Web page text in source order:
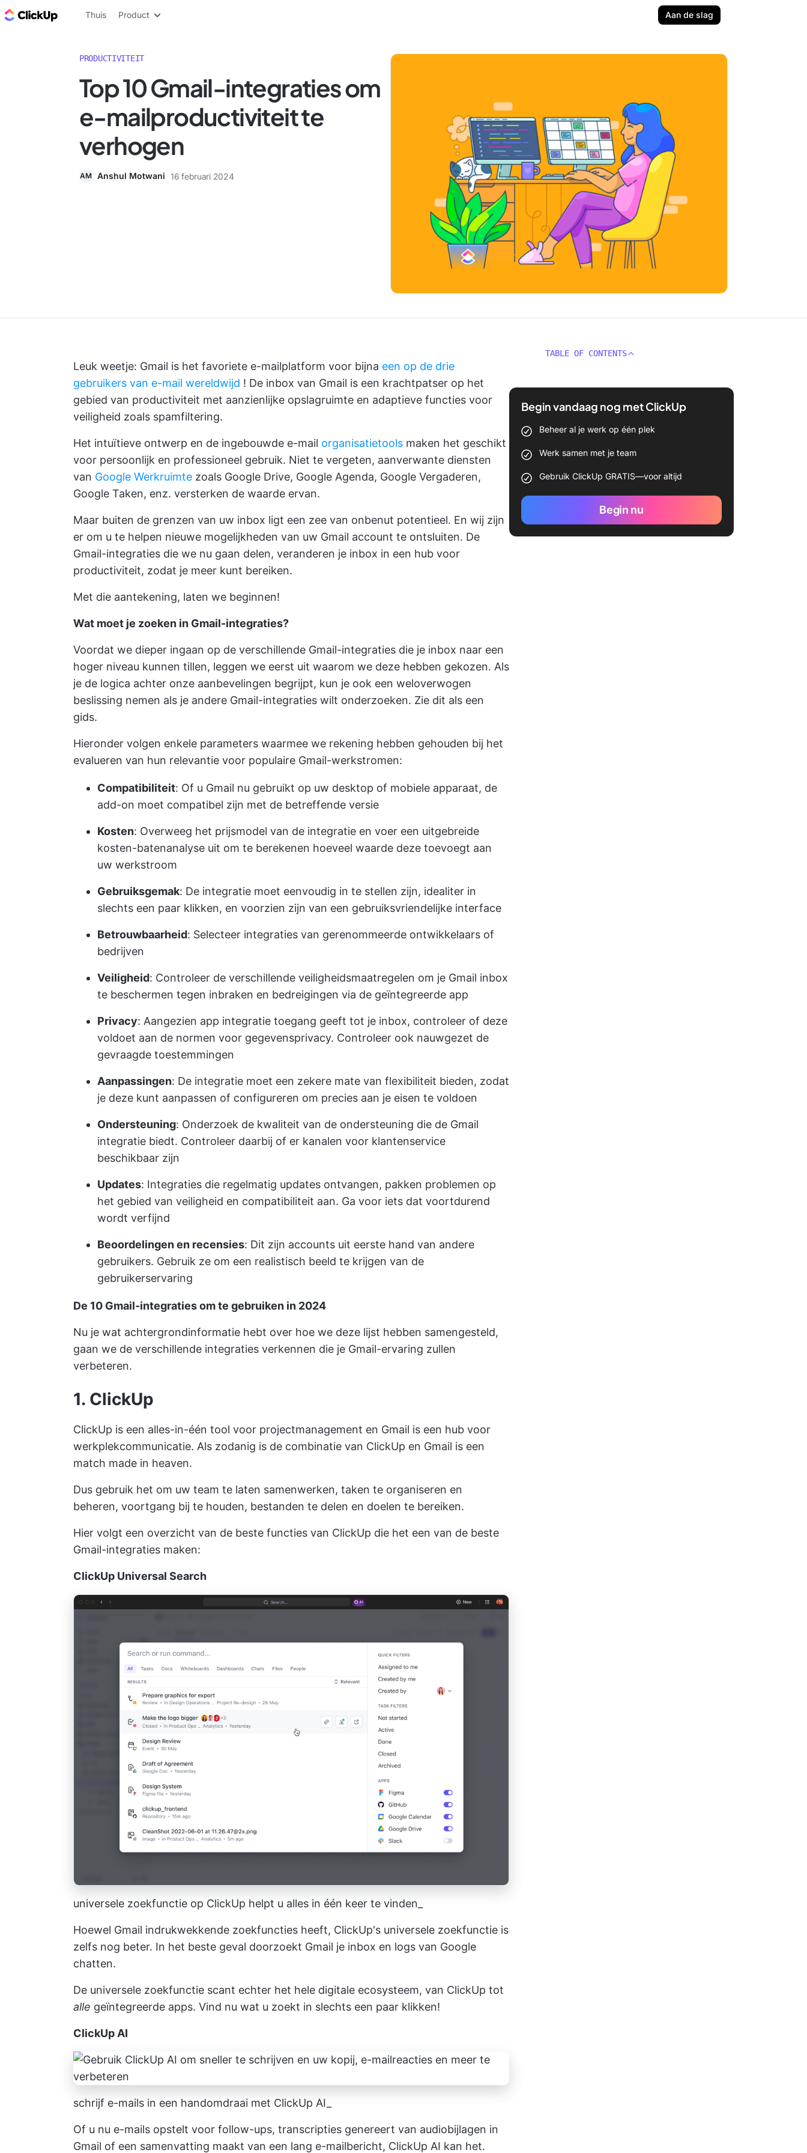
ClickUp Blog
Thuis Product Aan de slag
PRODUCTIVITEIT
Top 10 Gmail-integraties om
e-mailproductiviteit te
verhogen
AM Anshul Motwani 16 februari 2024
Leuk weetje: Gmail is het favoriete e-mailplatform voor bijna een op de drie
gebruikers van e-mail wereldwijd ! De inbox van Gmail is een krachtpatser op het
gebied van productiviteit met aanzienlijke opslagruimte en adaptieve functies voor
veiligheid zoals spamfiltering.
Het intuïtieve ontwerp en de ingebouwde e-mail organisatietools maken het geschikt
voor persoonlijk en professioneel gebruik. Niet te vergeten, aanverwante diensten
van Google Werkruimte zoals Google Drive, Google Agenda, Google Vergaderen,
Google Taken, enz. versterken de waarde ervan.
Maar buiten de grenzen van uw inbox ligt een zee van onbenut potentieel. En wij zijn
er om u te helpen nieuwe mogelijkheden van uw Gmail account te ontsluiten. De
Gmail-integraties die we nu gaan delen, veranderen je inbox in een hub voor
productiviteit, zodat je meer kunt bereiken.
Met die aantekening, laten we beginnen!
Wat moet je zoeken in Gmail-integraties?
Voordat we dieper ingaan op de verschillende Gmail-integraties die je inbox naar een
hoger niveau kunnen tillen, leggen we eerst uit waarom we deze hebben gekozen. Als
je de logica achter onze aanbevelingen begrijpt, kun je ook een weloverwogen
beslissing nemen als je andere Gmail-integraties wilt onderzoeken. Zie dit als een
gids.
Hieronder volgen enkele parameters waarmee we rekening hebben gehouden bij het
evalueren van hun relevantie voor populaire Gmail-werkstromen:
Compatibiliteit: Of u Gmail nu gebruikt op uw desktop of mobiele apparaat, de
add-on moet compatibel zijn met de betreffende versie
Kosten: Overweeg het prijsmodel van de integratie en voer een uitgebreide
kosten-batenanalyse uit om te berekenen hoeveel waarde deze toevoegt aan
uw werkstroom
Gebruiksgemak: De integratie moet eenvoudig in te stellen zijn, idealiter in
slechts een paar klikken, en voorzien zijn van een gebruiksvriendelijke interface
Betrouwbaarheid: Selecteer integraties van gerenommeerde ontwikkelaars of
bedrijven
Veiligheid: Controleer de verschillende veiligheidsmaatregelen om je Gmail inbox
te beschermen tegen inbraken en bedreigingen via de geïntegreerde app
Privacy: Aangezien app integratie toegang geeft tot je inbox, controleer of deze
voldoet aan de normen voor gegevensprivacy. Controleer ook nauwgezet de
gevraagde toestemmingen
Aanpassingen: De integratie moet een zekere mate van flexibiliteit bieden, zodat
je deze kunt aanpassen of configureren om precies aan je eisen te voldoen
Ondersteuning: Onderzoek de kwaliteit van de ondersteuning die de Gmail
integratie biedt. Controleer daarbij of er kanalen voor klantenservice
beschikbaar zijn
Updates: Integraties die regelmatig updates ontvangen, pakken problemen op
het gebied van veiligheid en compatibiliteit aan. Ga voor iets dat voortdurend
wordt verfijnd
Beoordelingen en recensies: Dit zijn accounts uit eerste hand van andere
gebruikers. Gebruik ze om een realistisch beeld te krijgen van de
gebruikerservaring
De 10 Gmail-integraties om te gebruiken in 2024
Nu je wat achtergrondinformatie hebt over hoe we deze lijst hebben samengesteld,
gaan we de verschillende integraties verkennen die je Gmail-ervaring zullen
verbeteren.
1. ClickUp
ClickUp is een alles-in-één tool voor projectmanagement en Gmail is een hub voor
werkplekcommunicatie. Als zodanig is de combinatie van ClickUp en Gmail is een
match made in heaven.
Dus gebruik het om uw team te laten samenwerken, taken te organiseren en
beheren, voortgang bij te houden, bestanden te delen en doelen te bereiken.
Hier volgt een overzicht van de beste functies van ClickUp die het een van de beste
Gmail-integraties maken:
ClickUp Universal Search
universele zoekfunctie op ClickUp helpt u alles in één keer te vinden_
Hoewel Gmail indrukwekkende zoekfuncties heeft, ClickUp's universele zoekfunctie is
zelfs nog beter. In het beste geval doorzoekt Gmail je inbox en logs van Google
chatten.
De universele zoekfunctie scant echter het hele digitale ecosysteem, van ClickUp tot
alle geïntegreerde apps. Vind nu wat u zoekt in slechts een paar klikken!
ClickUp AI
schrijf e-mails in een handomdraai met ClickUp AI_
Of u nu e-mails opstelt voor follow-ups, transcripties genereert van audiobijlagen in
Gmail of een samenvatting maakt van een lang e-mailbericht, ClickUp AI kan het.
TABLE OF CONTENTS
Begin vandaag nog met ClickUp
Beheer al je werk op één plek
Werk samen met je team
Gebruik ClickUp GRATIS—voor altijd
Begin nu